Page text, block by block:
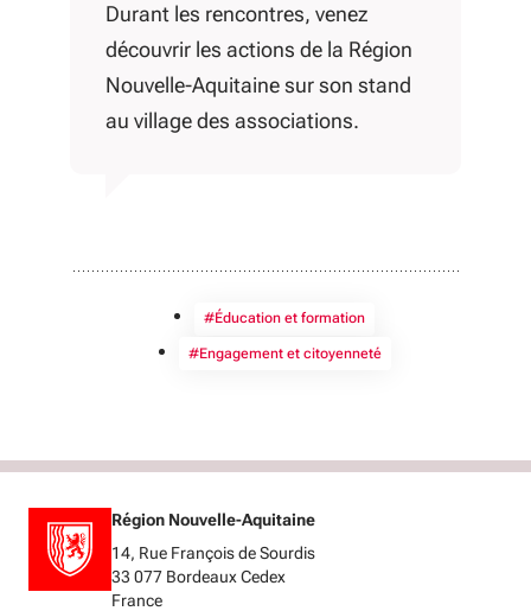
Durant les rencontres, venez
découvrir les actions de la Région
Nouvelle-Aquitaine sur son stand
au village des associations.
#Éducation et formation
#Engagement et citoyenneté
Région Nouvelle-Aquitaine
14, Rue François de Sourdis
33 077 Bordeaux Cedex
France